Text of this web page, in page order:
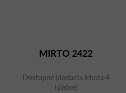
MIRTO 2422
Dostupné (dodacia lehota 4
týždne)